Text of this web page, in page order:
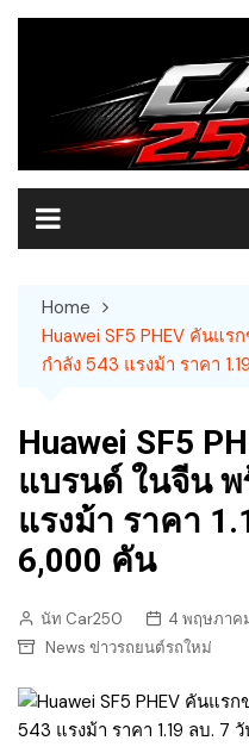
Skip
Home
Huawei SF5 PHEV คันแ
กำลัง 543 แรงม้า ราคา
Huawei SF5
แบรนด์ ในจีน
แรงม้า ราคา
6,000 คัน
นัท Car250 4 พฤษภาค
News ข่าวรถยนต์รถใหม่